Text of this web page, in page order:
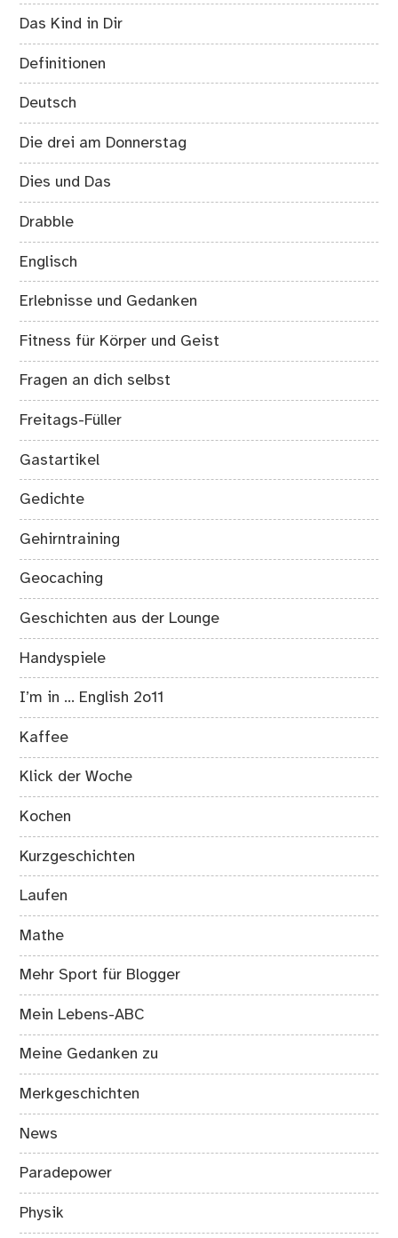
Das Kind in Dir
Definitionen
Deutsch
Die drei am Donnerstag
Dies und Das
Drabble
Englisch
Erlebnisse und Gedanken
Fitness für Körper und Geist
Fragen an dich selbst
Freitags-Füller
Gastartikel
Gedichte
Gehirntraining
Geocaching
Geschichten aus der Lounge
Handyspiele
I’m in … English 2o11
Kaffee
Klick der Woche
Kochen
Kurzgeschichten
Laufen
Mathe
Mehr Sport für Blogger
Mein Lebens-ABC
Meine Gedanken zu
Merkgeschichten
News
Paradepower
Physik